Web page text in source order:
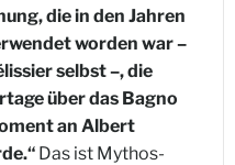
die in den Jahren
worden war –
selbst –, die
über das Bagno
an Albert
Das ist Mythos-